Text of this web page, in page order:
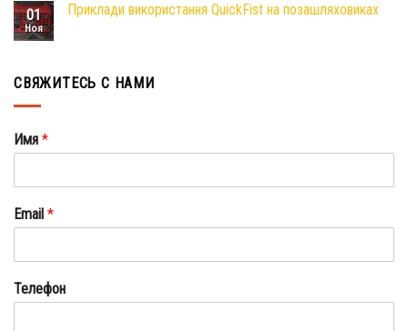
01
Ноя
Приклади використання QuickFist на позашляховиках
СВЯЖИТЕСЬ С НАМИ
Имя *
Email *
Телефон